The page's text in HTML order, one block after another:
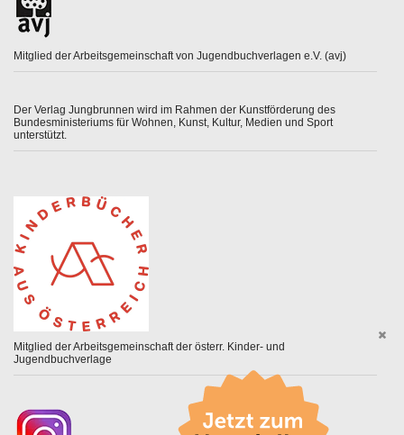
Mitglied der Arbeitsgemeinschaft von Jugendbuchverlagen e.V. (avj)
Der Verlag Jungbrunnen wird im Rahmen der Kunstförderung des
Bundesministeriums für Wohnen, Kunst, Kultur, Medien und Sport
unterstützt.
Mitglied der Arbeitsgemeinschaft der österr. Kinder- und
Jugendbuchverlage